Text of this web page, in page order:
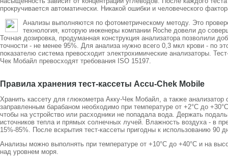
прокручивается автоматически. Никакой ошибки и человеческого
Анализы выполняются по фотометрическому методу. Это
технология, которую инженеры компании Roche довели до
Точная дозировка, продуманная конструкция анализатора позволили
точности - не менее 95%. Для анализа нужно всего 0,3 мкл крови - по
показателю система превосходит электрохимические анализаторы.
Чек Мобайл превосходят требования ISO 15197.
Правила хранения тест-кассеты Accu-Chek Mobile
Хранить кассету для глюкометра Акку-Чек Мобайл, а также анализатор
заправленным барабаном необходимо при температуре от +2°C до
чтобы на устройство или расходники не попадала вода. Держать
источников тепла и прямых солнечных лучей. Влажность воздуха - в
15%-85%. После вскрытия тест-кассеты пригодны к использованию 90
Анализы можно выполнять при температуре от +10°C до +40°C и на
над уровнем моря.